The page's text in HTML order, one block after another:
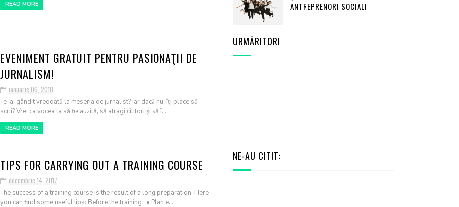
READ MORE
EVENIMENT GRATUIT PENTRU PASIONAŢII DE
JURNALISM!
ianuarie 06, 2018
Te-ai gândit vreodată la meseria de jurnalist? Iar dacă nu, îți place să
scrii? Vrei ca vocea ta să fie auzită, să atragi cititori şi să î...
READ MORE
TIPS FOR CARRYING OUT A TRAINING COURSE
decembrie 14, 2017
The success of a training course is the result of a long preparation. Here
you can find some useful tips: Before the training • Plan e...
ANTREPRENORI SOCIALI
URMĂRITORI
NE-AU CITIT: